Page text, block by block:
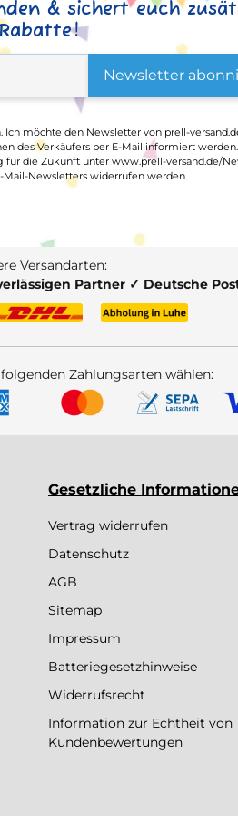
& sichert euch
Newsletter
möchte den Newsletter von prell-
des Verkäufers per E-Mail informiert
die Zukunft unter www.prell-versand.de/
Mail-Newsletters widerrufen werden.
Versandarten:
Partner ✓ Deutsche
Zahlungsarten wählen:
Gesetzliche
Vertrag widerrufen
Datenschutz
AGB
Sitemap
Impressum
Batteriegesetzhinweise
Widerrufsrecht
Information zur Echtheit von
Kundenbewertungen